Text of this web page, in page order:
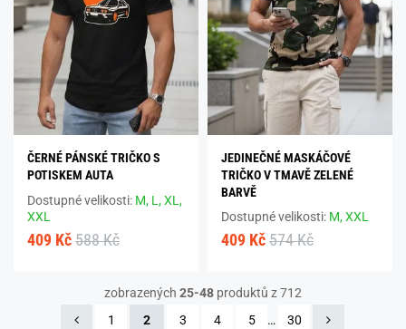
ČERNÉ PÁNSKÉ TRIČKO S
POTISKEM AUTA
Dostupné velikosti: M, L,XL,
XXL
409 Kč 588 Kč
JEDINEČNÉ MASKÁČOVÉ
TRIČKO V TMAVĚ ZELENÉ
BARVĚ
Dostupné velikosti: M,XXL
409 Kč 574 Kč
zobrazených 25-48produktů z 712
1
2 3 4 5 … 30